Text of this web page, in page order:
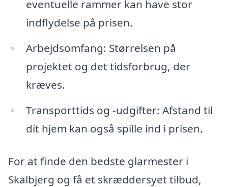
eventuelle rammer kan have stor
indflydelse på prisen.
Arbejdsomfang: Størrelsen på
projektet og det tidsforbrug, der
kræves.
Transporttids og -udgifter: Afstand til
dit hjem kan også spille ind i prisen.
For at finde den bedste glarmester i
Skalbjerg og få et skræddersyet tilbud,